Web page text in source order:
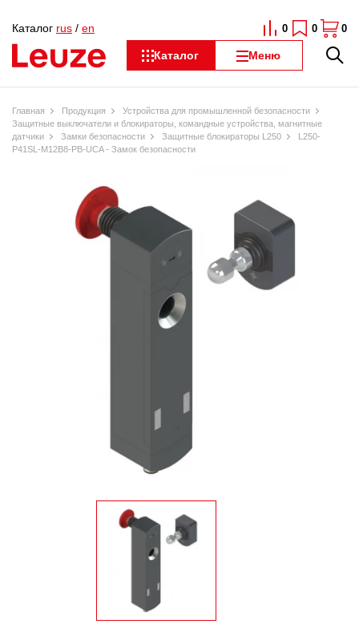
Каталог Меню
Каталог rus / en 0 0 0
Главная Продукция
Устройства для промышленной безопасности
Защитные выключатели и блокираторы, командные устройства, магнитные
датчики
Замки безопасности Защитные блокираторы L250
L250-
P41SL-M12B8-PB-UCA - Замок безопасности